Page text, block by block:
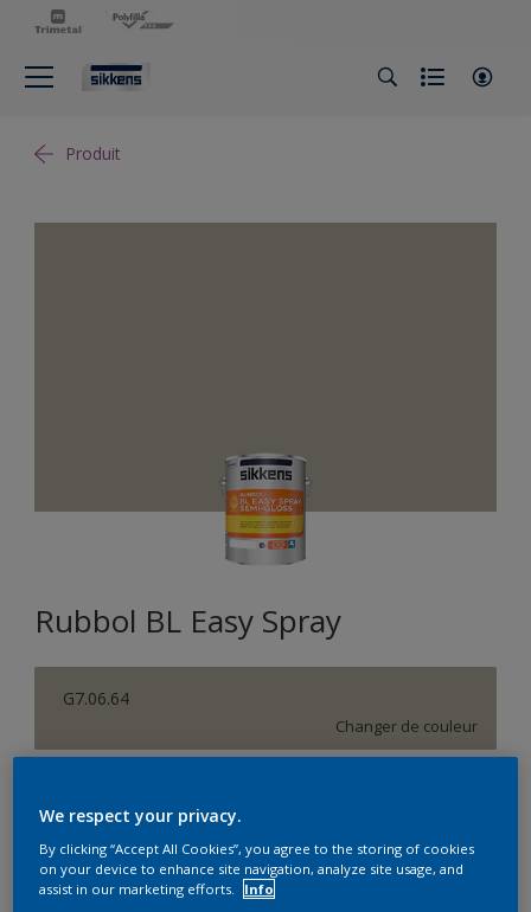
Produit
Rubbol BL Easy Spray
G7.06.64
Changer de couleur
5L
Quantité Calculateur de peinture
We respect your privacy.
By clicking “Accept All Cookies”, you agree to the storing of cookies
on your device to enhance site navigation, analyze site usage, and
assist in our marketing efforts.
Info